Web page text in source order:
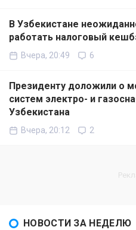
В Узбекистане
работать налоговый
Вчера, 20:49 6
Президенту доложили о
систем электро- и
Узбекистана
Вчера, 20:12 2
НОВОСТИ ЗА НЕДЕЛЮ